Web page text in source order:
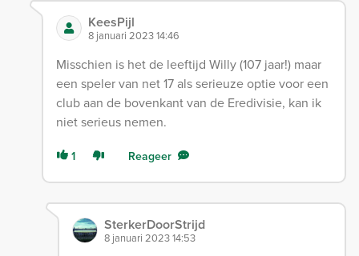
KeesPijl
8 januari 2023 14:46
Misschien is het de leeftijd Willy (107 jaar!) maar
een speler van net 17 als serieuze optie voor een
club aan de bovenkant van de Eredivisie, kan ik
niet serieus nemen.
1 Reageer
SterkerDoorStrijd
8 januari 2023 14:53